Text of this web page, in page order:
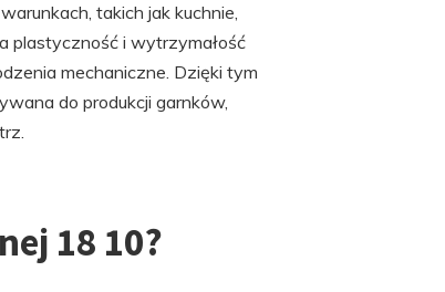
takich jak kuchnie,
plastyczność i wytrzymałość
mechaniczne. Dzięki tym
do produkcji garnków,
18 10?